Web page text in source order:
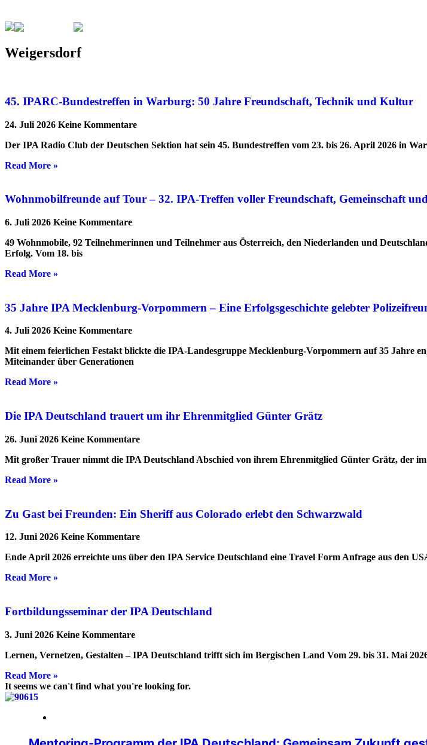
Weigersdorf
45. IPARC-Bundestreffen in Warburg: 50 Jahre Freundschaft, Technik und Kultur
24. Juli 2026 Keine Kommentare
Der IPA Radio Club der Deutschen Sektion hat sein 45. Bundestreffen vom 23. bis 26. April 2026 in
Read More »
Wohnmobilfreunde auf Tour – 32. IPA-Treffen voller Freundschaft, Gemeinschaft
6. Juli 2026 Keine Kommentare
49 Wohnmobile, 92 Teilnehmerinnen und Teilnehmer aus Österreich, den Niederlanden und
Erfolg. Vom 18. bis
Read More »
35 Jahre IPA Mecklenburg-Vorpommern – Eine Erfolgsgeschichte gelebter
4. Juli 2026 Keine Kommentare
Mit einem feierlichen Festakt blickte die IPA-Landesgruppe Mecklenburg-Vorpommern auf 35 Jahre
Miteinander über Generationen
Read More »
Die IPA Deutschland trauert um ihr Ehrenmitglied Günter Grätz
26. Juni 2026 Keine Kommentare
Mit großer Trauer nimmt die IPA Deutschland Abschied von ihrem Ehrenmitglied Günter Grätz, der
Read More »
Zu Gast bei Freunden: Ein Sheriff aus Colorado erlebt den Schwarzwald
12. Juni 2026 Keine Kommentare
Ende April 2026 erreichte uns über den IPA Service Deutschland eine Travel Form Anfrage aus den
Read More »
Fortbildungsseminar der IPA Deutschland
3. Juni 2026 Keine Kommentare
Lernen, Vernetzen, Gestalten – IPA Deutschland trifft sich im Bergischen Land Vom 29. bis 31. Mai
Read More »
It seems we can't find what you're looking for.